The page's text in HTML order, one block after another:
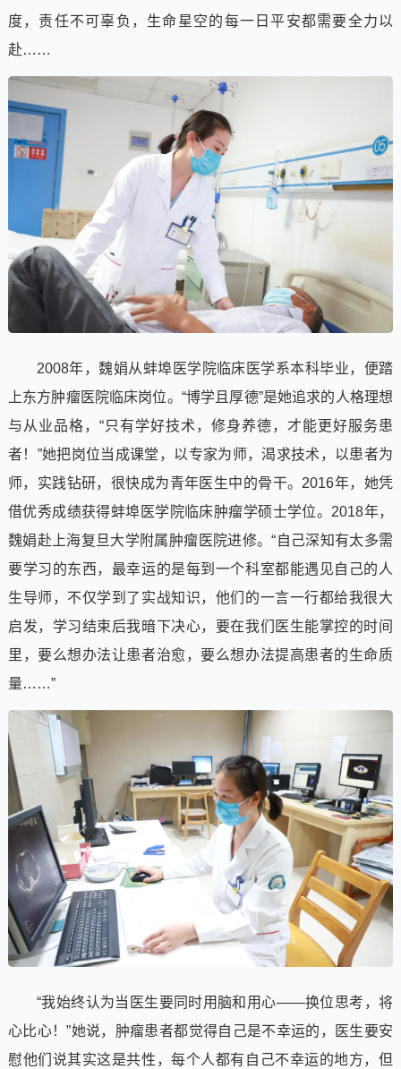
度，责任不可辜负，生命星空的每一日平安都需要全力以
赴……
2008年，魏娟从蚌埠医学院临床医学系本科毕业，便踏
上东方肿瘤医院临床岗位。“博学且厚德”是她追求的人格理想
与从业品格，“只有学好技术，修身养德，才能更好服务患
者！”她把岗位当成课堂，以专家为师，渴求技术，以患者为
师，实践钻研，很快成为青年医生中的骨干。2016年，她凭
借优秀成绩获得蚌埠医学院临床肿瘤学硕士学位。2018年，
魏娟赴上海复旦大学附属肿瘤医院进修。“自己深知有太多需
要学习的东西，最幸运的是每到一个科室都能遇见自己的人
生导师，不仅学到了实战知识，他们的一言一行都给我很大
启发，学习结束后我暗下决心，要在我们医生能掌控的时间
里，要么想办法让患者治愈，要么想办法提高患者的生命质
量……”
“我始终认为当医生要同时用脑和用心——换位思考，将
心比心！”她说，肿瘤患者都觉得自己是不幸运的，医生要安
慰他们说其实这是共性，每个人都有自己不幸运的地方，但